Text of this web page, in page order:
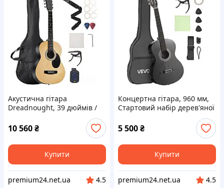
Акустична гітара
Dreadnought, 39 дюймів /
початківців для дорослих,
натуральна Vevor 517149
10 560₴
Купити
premium24.net.ua
4.5
Концертна гітара, 960 мм,
Стартовий набір дерев'яної
початківців, з нейлоновими
струнами, чохол, Vevor
517113
5 500₴
Купити
premium24.net.ua
4.5